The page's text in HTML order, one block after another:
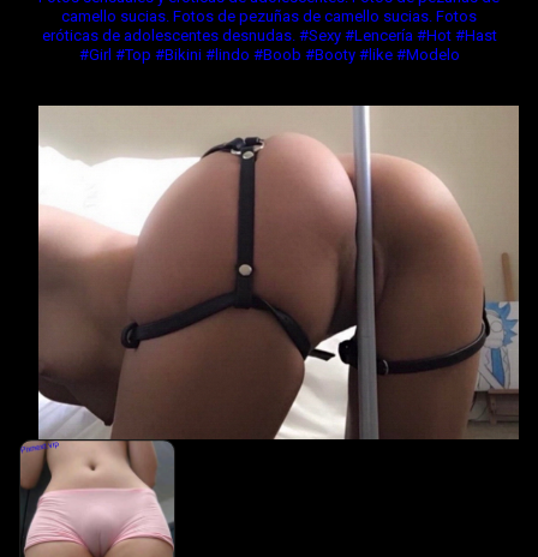
camello sucias. Fotos de pezuñas de camello sucias. Fotos
eróticas de adolescentes desnudas. #Sexy #Lencería #Hot #Hast
#Girl #Top #Bikini #lindo #Boob #Booty #like #Modelo